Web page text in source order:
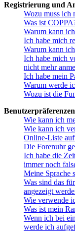
Registrierung und
Wozu muss ich
Was ist
Warum kann
Ich habe mich
Warum kann
Ich habe mich
nicht mehr
Ich habe mein
Warum werde
Wozu ist die
Wie kann ich
Wie kann ich
Online-Liste
Die Forenuhr
Ich habe die
immer noch
Meine Sprache
Was sind das
angezeigt
Wie verwende
Was ist mein
Wenn ich bei
werde ich